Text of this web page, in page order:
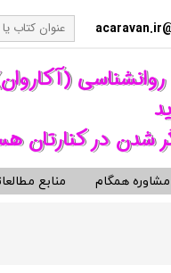
همگام
منابع
شدن در کنارتان